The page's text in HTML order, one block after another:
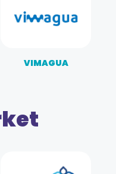
VIMAGUA